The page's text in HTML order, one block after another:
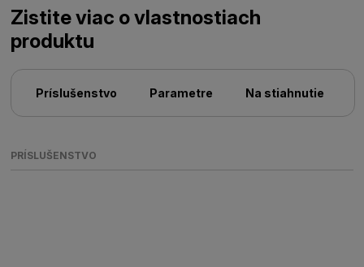
Zistite viac o vlastnostiach
produktu
Príslušenstvo Parametre Na stiahnutie
PRÍSLUŠENSTVO